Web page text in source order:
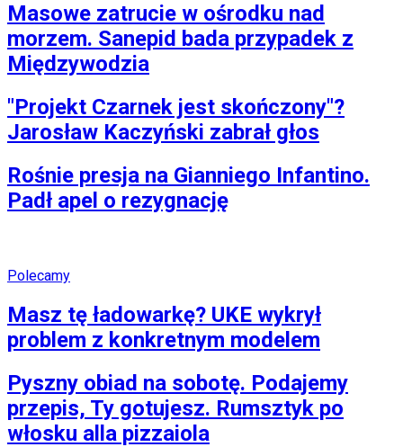
Masowe zatrucie w ośrodku nad
morzem. Sanepid bada przypadek z
Międzywodzia
"Projekt Czarnek jest skończony"?
Jarosław Kaczyński zabrał głos
Rośnie presja na Gianniego Infantino.
Padł apel o rezygnację
Polecamy
Masz tę ładowarkę? UKE wykrył
problem z konkretnym modelem
Pyszny obiad na sobotę. Podajemy
przepis, Ty gotujesz. Rumsztyk po
włosku alla pizzaiola